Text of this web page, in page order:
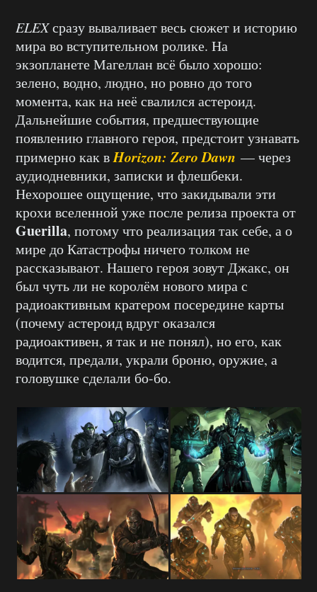
ELEXсразу вываливает весь сюжет и историю
мира во вступительном ролике. На
экзопланете Магеллан всё было хорошо:
зелено, водно, людно, но ровно до того
момента, как на неё свалился астероид.
Дальнейшие события, предшествующие
появлению главного героя, предстоит узнавать
примерно как вHorizon: Zero Dawn — через
аудиодневники, записки и флешбеки.
Нехорошее ощущение, что закидывали эти
крохи вселенной уже после релиза проекта от
Guerilla, потому что реализация так себе, а о
мире до Катастрофы ничего толком не
рассказывают. Нашего героя зовут Джакс, он
был чуть ли не королём нового мира с
радиоактивным кратером посередине карты
(почему астероид вдруг оказался
радиоактивен, я так и не понял), но его, как
водится, предали, украли броню, оружие, а
головушке сделали бо-бо.